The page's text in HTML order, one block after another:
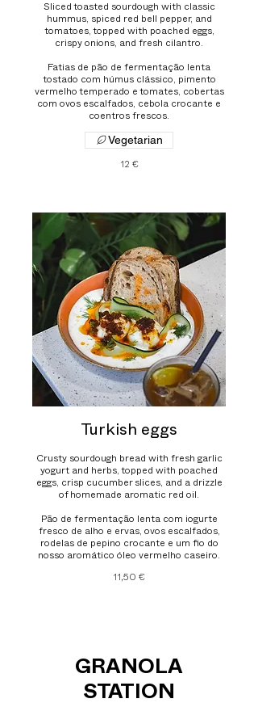
Sliced toasted sourdough with classic
hummus, spiced red bell pepper, and
tomatoes, topped with poached eggs,
crispy onions, and fresh cilantro.
Fatias de pão de fermentação lenta
tostado com húmus clássico, pimento
vermelho temperado e tomates, cobertas
com ovos escalfados, cebola crocante e
coentros frescos.
12 €
Vegetarian
Turkish eggs
Crusty sourdough bread with fresh garlic
yogurt and herbs, topped with poached
eggs, crisp cucumber slices, and a drizzle
of homemade aromatic red oil.
Pão de fermentação lenta com iogurte
fresco de alho e ervas, ovos escalfados,
rodelas de pepino crocante e um fio do
nosso aromático óleo vermelho caseiro.
11,50 €
GRANOLA
STATION